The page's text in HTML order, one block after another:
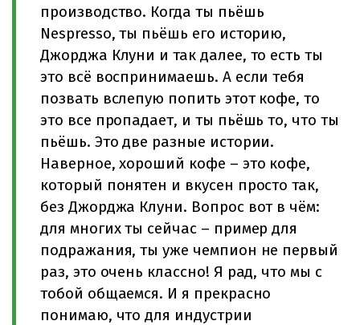
производство. Когда ты пьёшь
Nespresso, ты пьёшь его историю,
Джорджа Клуни и так далее, то есть ты
это всё воспринимаешь. А если тебя
позвать вслепую попить этот кофе, то
это все пропадает, и ты пьёшь то, что ты
пьёшь. Это две разные истории.
Наверное, хороший кофе – это кофе,
который понятен и вкусен просто так,
без Джорджа Клуни. Вопрос вот в чём:
для многих ты сейчас – пример для
подражания, ты уже чемпион не первый
раз, это очень классно! Я рад, что мы с
тобой общаемся. И я прекрасно
понимаю, что для индустрии